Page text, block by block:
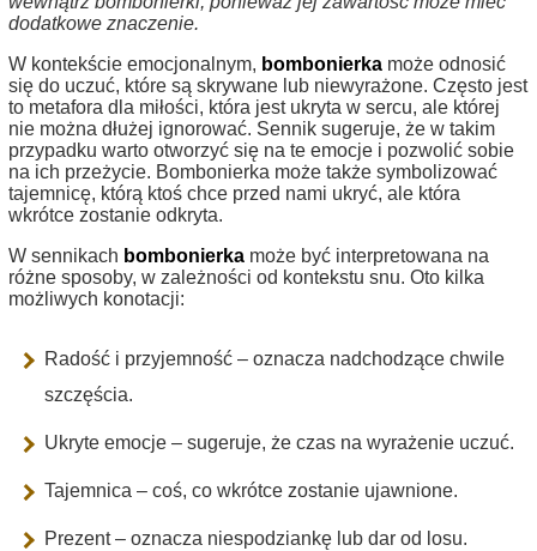
dodatkowe znaczenie.
W kontekście emocjonalnym, bombonierka może odnosić
się do uczuć, które są skrywane lub niewyrażone. Często jest
to metafora dla miłości, która jest ukryta w sercu, ale której
nie można dłużej ignorować. Sennik sugeruje, że w takim
przypadku warto otworzyć się na te emocje i pozwolić sobie
na ich przeżycie. Bombonierka może także symbolizować
tajemnicę, którą ktoś chce przed nami ukryć, ale która
wkrótce zostanie odkryta.
W sennikach bombonierka może być interpretowana na
różne sposoby, w zależności od kontekstu snu. Oto kilka
możliwych konotacji:
Radość i przyjemność – oznacza nadchodzące chwile
szczęścia.
Ukryte emocje – sugeruje, że czas na wyrażenie uczuć.
Tajemnica – coś, co wkrótce zostanie ujawnione.
Prezent – oznacza niespodziankę lub dar od losu.